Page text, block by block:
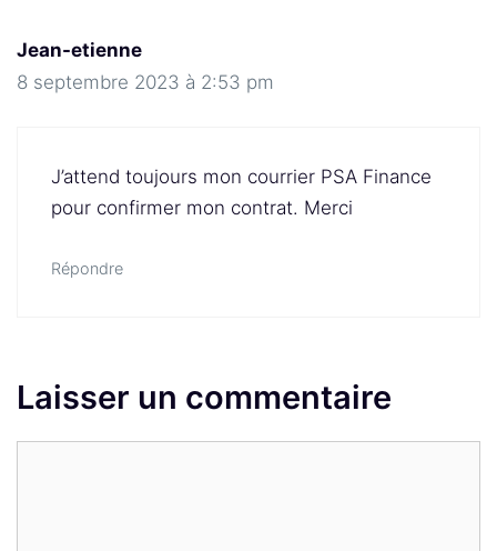
Jean-etienne
8 septembre 2023 à 2:53 pm
J’attend toujours mon courrier PSA Finance
pour confirmer mon contrat. Merci
Répondre
Laisser un commentaire